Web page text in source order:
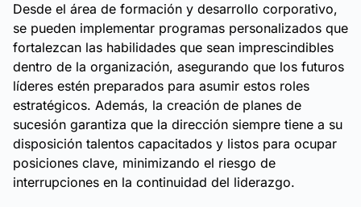
Desde el área de formación y desarrollo corporativo,
se pueden implementar programas personalizados que
fortalezcan las habilidades que sean imprescindibles
dentro de la organización, asegurando que los futuros
líderes estén preparados para asumir estos roles
estratégicos. Además, la creación de planes de
sucesión garantiza que la dirección siempre tiene a su
disposición talentos capacitados y listos para ocupar
posiciones clave, minimizando el riesgo de
interrupciones en la continuidad del liderazgo.